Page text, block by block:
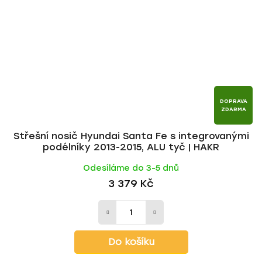
DOPRAVA
ZDARMA
Střešní nosič Hyundai Santa Fe s integrovanými
podélníky 2013-2015, ALU tyč | HAKR
Odesíláme do 3-5 dnů
3 379 Kč
Do košíku